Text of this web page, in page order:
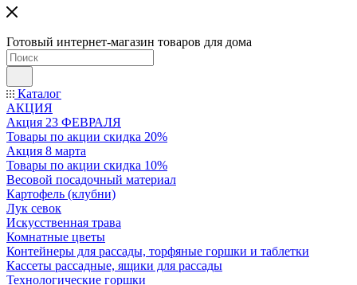
Готовый интернет-магазин товаров для дома
Каталог
АКЦИЯ
Акция 23 ФЕВРАЛЯ
Товары по акции скидка 20%
Акция 8 марта
Товары по акции скидка 10%
Весовой посадочный материал
Картофель (клубни)
Лук севок
Искусственная трава
Комнатные цветы
Контейнеры для рассады, торфяные горшки и таблетки
Кассеты рассадные, ящики для рассады
Технологические горшки